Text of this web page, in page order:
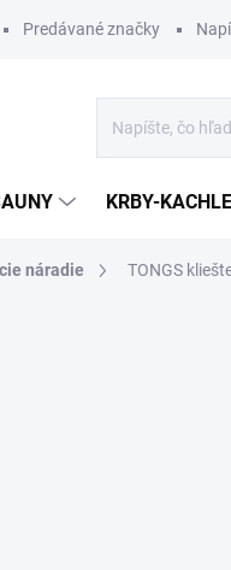
Predávané značky
KRBY-KACHLE
náradie TONGS